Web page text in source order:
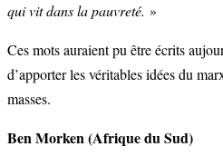
qui vit dans la pauvreté. »
Ces mots auraient pu être écrits
d’apporter les véritables idées du
masses.
Ben Morken (Afrique du Sud)